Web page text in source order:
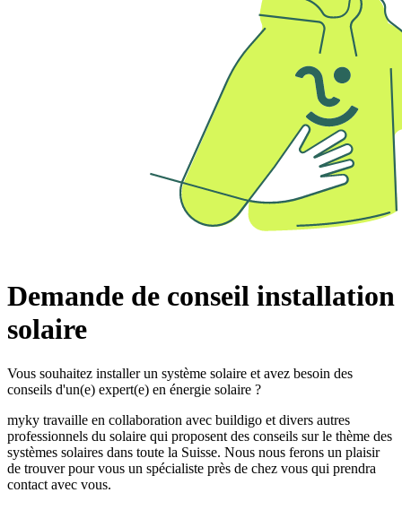
Demande de conseil installation
solaire
Vous souhaitez installer un système solaire et avez besoin des
conseils d'un(e) expert(e) en énergie solaire ?
myky travaille en collaboration avec buildigo et divers autres
professionnels du solaire qui proposent des conseils sur le thème des
systèmes solaires dans toute la Suisse. Nous nous ferons un plaisir
de trouver pour vous un spécialiste près de chez vous qui prendra
contact avec vous.